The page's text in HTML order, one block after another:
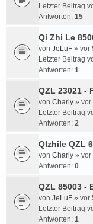
Letzter Beitrag
Antworten: 15
Qi Zhi Le
von JeLuF » vor
Letzter Beitrag
Antworten: 1
QZL 23021 -
von Charly » vor
Letzter Beitrag
Antworten: 2
QIzhile QZL
von Charly » vor
Antworten: 0
QZL 85003 -
von JeLuF » vor
Letzter Beitrag
Antworten: 1